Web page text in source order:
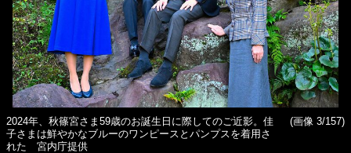
2024年、秋篠宮さま59歳のお誕生日に際してのご近影。佳
子さまは鮮やかなブルーのワンピースとパンプスを着用さ
れた 宮内庁提供
(画像 3/157)